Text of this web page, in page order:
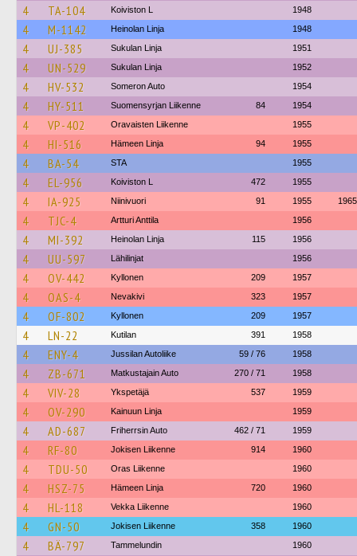
4 TA-104 Koiviston L 1948
4 M-1142 Heinolan Linja 1948
4 UJ-385 Sukulan Linja 1951
4 UN-529 Sukulan Linja 1952
4 HV-532 Someron Auto 1954
4 HY-511 Suomensyrjan Liikenne 84 1954
4 VP-402 Oravaisten Liikenne 1955
4 HI-516 Hämeen Linja 94 1955
4 BA-54 STA 1955
4 EL-956 Koiviston L 472 1955
4 IA-925 Niinivuori 91 1955 1965
4 TJC-4 Artturi Anttila 1956
4 MI-392 Heinolan Linja 115 1956
4 UU-597 Lähilinjat 1956
4 OV-442 Kyllonen 209 1957
4 OAS-4 Nevakivi 323 1957
4 OF-802 Kyllonen 209 1957
4 LN-22 Kutilan 391 1958
4 ENY-4 Jussilan Autoliike 59 / 76 1958
4 ZB-671 Matkustajain Auto 270 / 71 1958
4 VIV-28 Ykspetäjä 537 1959
4 OV-290 Kainuun Linja 1959
4 AD-687 Friherrsin Auto 462 / 71 1959
4 RF-80 Jokisen Liikenne 914 1960
4 TDU-50 Oras Liikenne 1960
4 HSZ-75 Hämeen Linja 720 1960
4 HL-118 Vekka Liikenne 1960
4 GN-50 Jokisen Liikenne 358 1960
4 BÄ-797 Tammelundin 1960